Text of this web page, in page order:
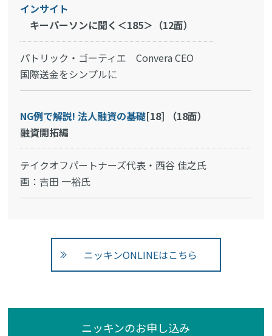
インサイト
キーパーソンに聞く＜185＞（12面）
パトリック・ゴーティエ Convera CEO
国際送金をシンプルに
NG例で解説! 法人融資の基礎[18] （18面）
融資開拓編
テイクオフパートナーズ代表・西谷 佳之氏
画：吉田 一裕氏
ニッキンONLINEはこちら
ニッキンのお申し込み